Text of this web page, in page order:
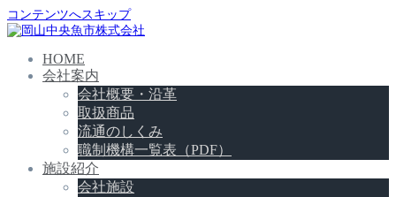
コンテンツへスキップ
HOME
会社案内
会社概要・沿革
取扱商品
流通のしくみ
職制機構一覧表（PDF）
施設紹介
会社施設